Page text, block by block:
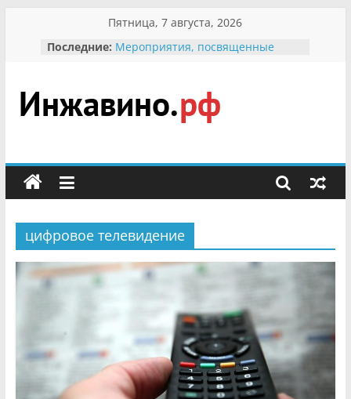
содержимому
Пятница, 7 августа, 2026
Последние: Мероприятия, посвященные
гражданин Инжавинского округа»
участнице Великой
Отечественной, фронтовичке
Безопасность в сети Интернет
мероприятии «Сохраним
первоцветы!»
В вольере Воронинского
заповедника родились крапчатые
суслики
Инжавино.рф
сельский
портал
цифровое телевидение